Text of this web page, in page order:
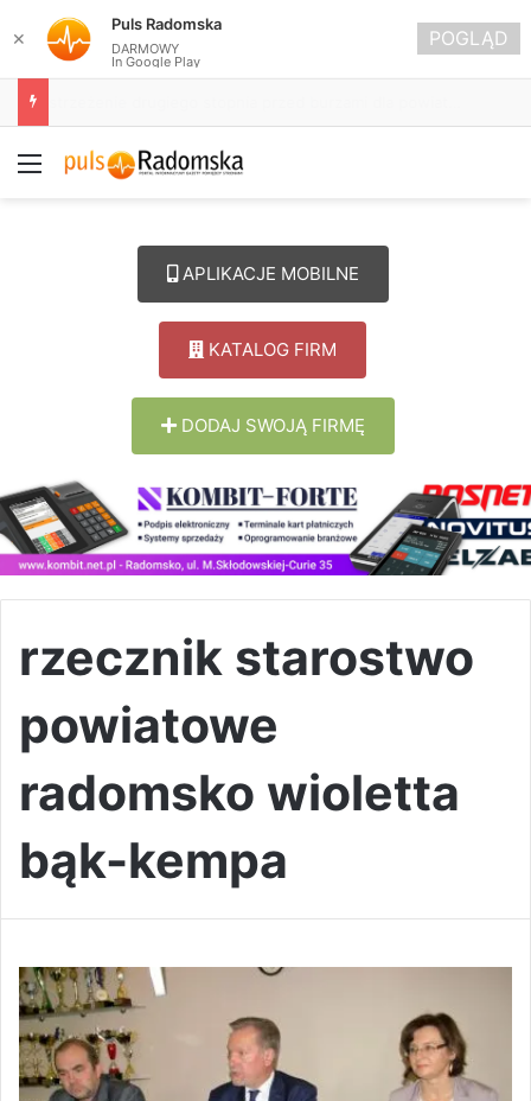
Menu
APLIKACJE MOBILNE
KATALOG FIRM
DODAJ SWOJĄ FIRMĘ
rzecznik starostwo
powiatowe
radomsko wioletta
bąk-kempa
✕
Puls Radomska
DARMOWY
In Google Play
POGLĄD